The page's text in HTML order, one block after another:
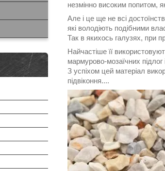
незмінно високим попитом,
Але і це ще не всі
які володіють подібними
Так в якихось галузях, при
Найчастіше її
мармурово-мозаїчних підлог
З успіхом цей матеріал
підвіконня....